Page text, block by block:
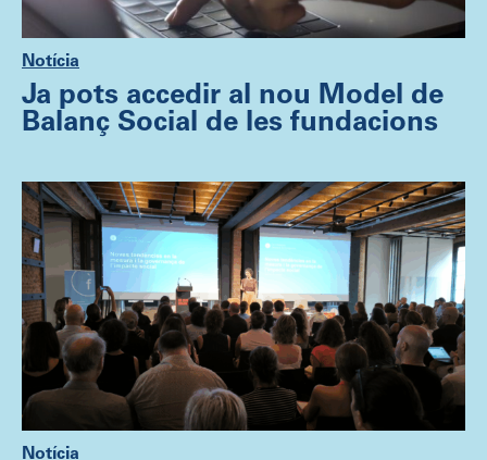
Notícia
Ja pots accedir al nou Model de
Balanç Social de les fundacions
Notícia